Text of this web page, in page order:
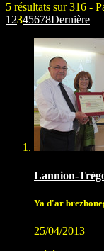
5 résultats sur 316 -
1 2345678Dernière
Lannion-
Ya d'ar
25/04/2013